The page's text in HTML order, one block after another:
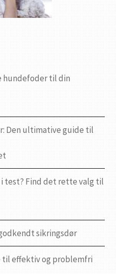
hundefoder til din
Den ultimative guide til
test? Find det rette valg til
sikringsdør
effektiv og problemfri